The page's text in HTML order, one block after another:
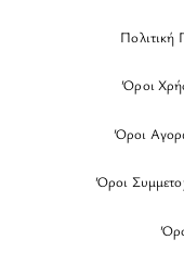
Πολιτική
Όροι
Όροι
Όροι